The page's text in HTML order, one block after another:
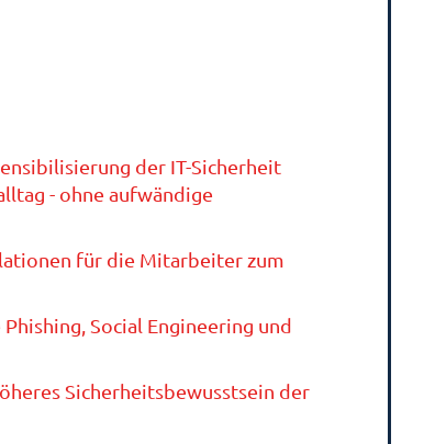
der IT-Sicherheit
- ohne aufwändige
für die Mitarbeiter zum
Social Engineering und
Sicherheitsbewusstsein der